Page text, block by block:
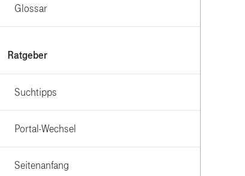
Glossar
Ratgeber
Suchtipps
Portal-Wechsel
Seitenanfang